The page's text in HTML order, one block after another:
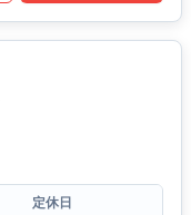
定休日